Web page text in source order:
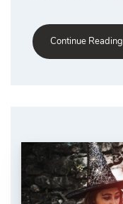
Continue Reading